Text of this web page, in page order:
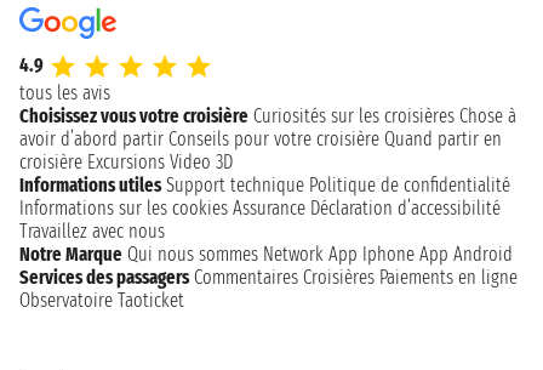
4.9
tous les avis
Choisissez vous votre croisière Curiosités sur les croisières Chose à
avoir d’abord partir Conseils pour votre croisière Quand partir en
croisière Excursions Video 3D
Informations utiles Support technique Politique de confidentialité
Informations sur les cookies Assurance Déclaration d’accessibilité
Travaillez avec nous
Notre Marque Qui nous sommes Network App Iphone App Android
Services des passagers Commentaires Croisières Paiements en ligne
Observatoire Taoticket